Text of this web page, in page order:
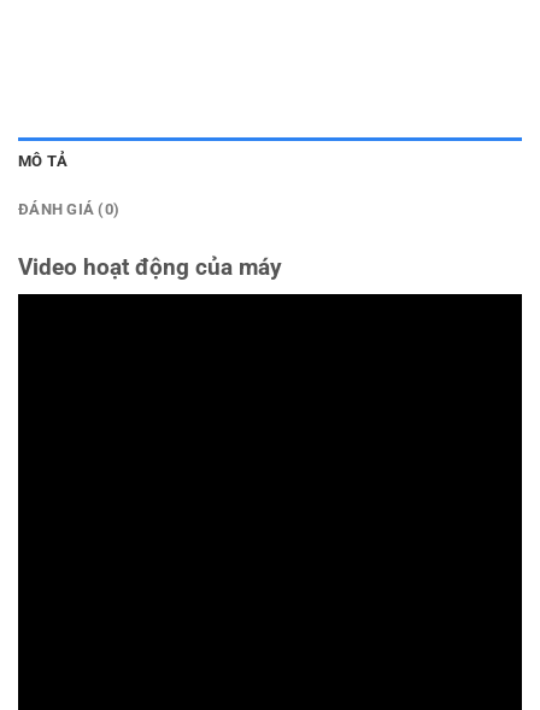
MÔ TẢ
ĐÁNH GIÁ (0)
Video hoạt động của máy